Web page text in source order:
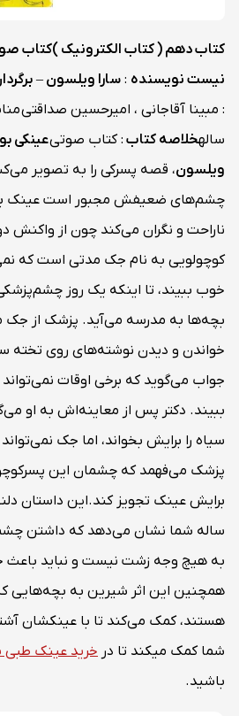
کتاب دهم ( کتاب الکترونیک )کتاب
نیست نویسنده : سارا ویلسون –
: مبینا آقاجانی ، امیرحسین صداقتی
سالهخلاصه کتاب : کتاب صوتیعینکی
ویلسون، قصه پسرکی را به تصویر
چشم‌های ضعیفش مجبور است عینک
ناراحت و نگران می‌کند چون از
کوچولویی به نام جک مدتی است که
خوب ببیند، تا اینکه یک روز
بچه‌ها به مدرسه می‌آید. پزشک از جک
خواندن و دیدن نوشته‌های روی تخته
جواب می‌گوید که برخی اوقات
ببیند. دکتر پس از معاینه‌اش به او
سیاه را برایش بخواند، اما جک
پزشک می‌فهمد که چشمان این
ساله شما نشان می‌دهد که داشتن
به هیچ وجه زشت نیست و نباید باعث
همچنین این اثر شیرین به بچه‌هایی
هستند، کمک می‌کند تا با عینکشان
شما کمک میکند تا در خرید عینک طبی
باشید.